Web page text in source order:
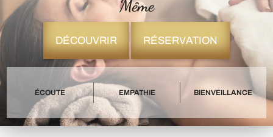
Même
DÉCOUVRIR RÉSERVATION
ÉCOUTE EMPATHIE BIENVEILLANCE